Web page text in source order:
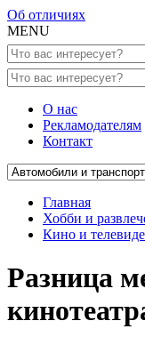
Об отличиях
MENU
О нас
Рекламодателям
Контакт
Главная
Хобби и
Кино и
Разница